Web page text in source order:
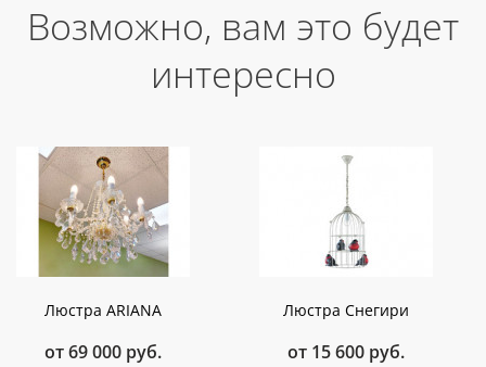
Возможно, вам это будет
интересно
Люстра ARIANA
от 69 000 руб.
Люстра Снегири
от 15 600 руб.